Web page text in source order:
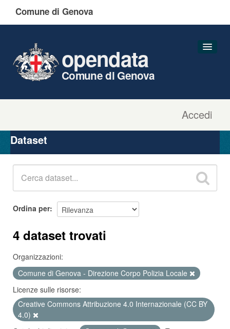
Comune di Genova
Accedi
opendata
Comune di Genova
Organizzazioni
Gruppi
Dataset
Ordina per
4 dataset trovati
Organizzazioni:
Comune di Genova - Direzione Corpo Polizia Locale
Licenze sulle risorse:
Creative Commons Attribuzione 4.0 Internazionale (CC BY
4.0)